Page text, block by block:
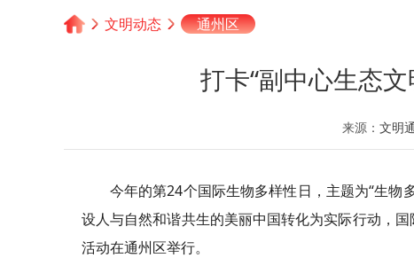
文明动态 通州区
打卡“副中心生态
来源： 文明
今年的第24个国际生物多样性日，主题为“生物
设人与自然和谐共生的美丽中国转化为实际行动，
活动在通州区举行。